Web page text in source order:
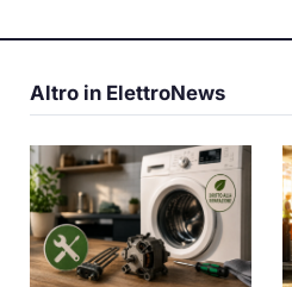
Altro in ElettroNews